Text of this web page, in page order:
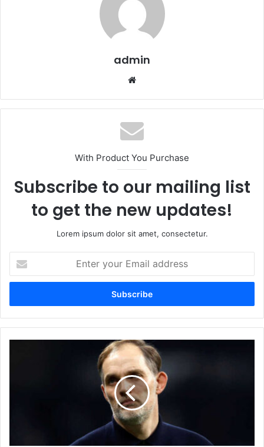
admin
With Product You Purchase
Subscribe to our mailing list
to get the new updates!
Lorem ipsum dolor sit amet, consectetur.
your
Email